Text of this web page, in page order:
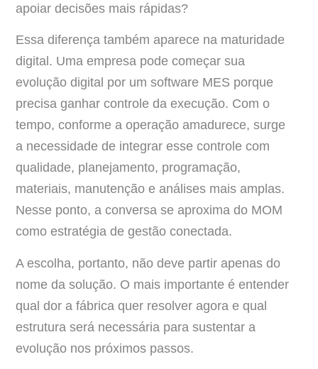
apoiar decisões mais rápidas?
Essa diferença também aparece na maturidade
digital. Uma empresa pode começar sua
evolução digital por um software MES porque
precisa ganhar controle da execução. Com o
tempo, conforme a operação amadurece, surge
a necessidade de integrar esse controle com
qualidade, planejamento, programação,
materiais, manutenção e análises mais amplas.
Nesse ponto, a conversa se aproxima do MOM
como estratégia de gestão conectada.
A escolha, portanto, não deve partir apenas do
nome da solução. O mais importante é entender
qual dor a fábrica quer resolver agora e qual
estrutura será necessária para sustentar a
evolução nos próximos passos.